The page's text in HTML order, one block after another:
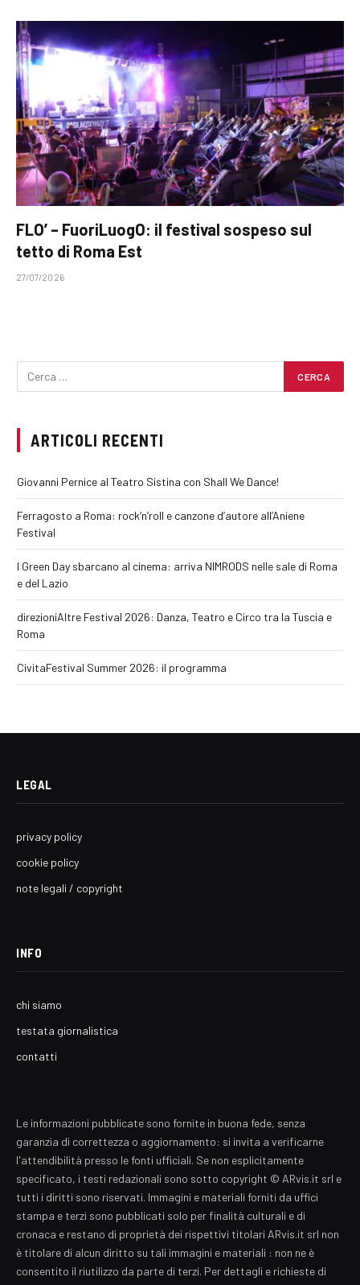
FLO’ – FuoriLuogO: il festival sospeso sul
tetto di Roma Est
27/07/2026
ARTICOLI RECENTI
Giovanni Pernice al Teatro Sistina con Shall We Dance!
Ferragosto a Roma: rock’n’roll e canzone d’autore all’Aniene
Festival
I Green Day sbarcano al cinema: arriva NIMRODS nelle sale di Roma
e del Lazio
direzioniAltre Festival 2026: Danza, Teatro e Circo tra la Tuscia e
Roma
CivitaFestival Summer 2026: il programma
LEGAL
privacy policy
cookie policy
note legali / copyright
INFO
chi siamo
testata giornalistica
contatti
Le informazioni pubblicate sono fornite in buona fede, senza
garanzia di correttezza o aggiornamento: si invita a verificarne
l'attendibilità presso le fonti ufficiali. Se non esplicitamente
specificato, i testi redazionali sono sotto copyright © ARvis.it srl e
tutti i diritti sono riservati. Immagini e materiali forniti da uffici
stampa e terzi sono pubblicati solo per finalità culturali e di
cronaca e restano di proprietà dei rispettivi titolari ARvis.it srl non
è titolare di alcun diritto su tali immagini e materiali : non ne è
consentito il riutilizzo da parte di terzi. Per dettagli e richieste di